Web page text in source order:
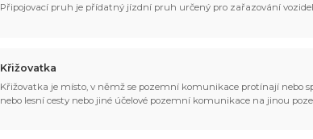
Připojovací pruh je přídatný jízdní pruh určený pro zařazování
Křižovatka
Křižovatka je místo, v němž se pozemní komunikace protínají nebo
nebo lesní cesty nebo jiné účelové pozemní komunikace na jinou